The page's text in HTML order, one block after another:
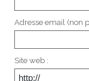
Adresse email (non
Site web :